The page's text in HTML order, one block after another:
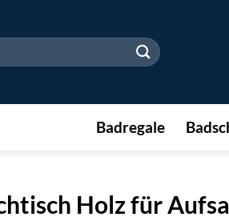
Badregale
Holz für